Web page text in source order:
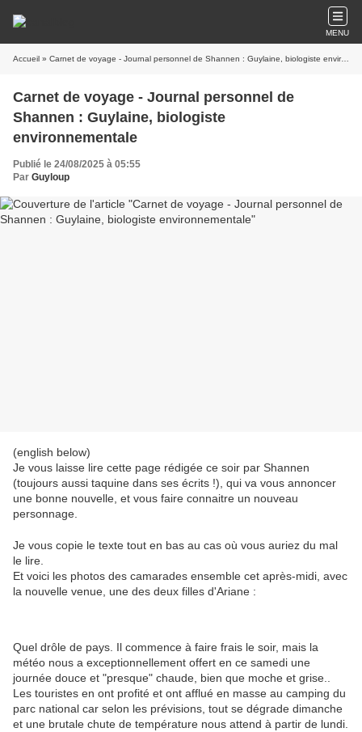
MENU
Accueil » Carnet de voyage - Journal personnel de Shannen : Guylaine, biologiste environnementale
Carnet de voyage - Journal personnel de
Shannen : Guylaine, biologiste
environnementale
Publié le 24/08/2025 à 05:55
Par Guyloup
(english below)
Je vous laisse lire cette page rédigée ce soir par Shannen
(toujours aussi taquine dans ses écrits !), qui va vous annoncer
une bonne nouvelle, et vous faire connaitre un nouveau
personnage.
Je vous copie le texte tout en bas au cas où vous auriez du mal
le lire.
Et voici les photos des camarades ensemble cet après-midi, avec
la nouvelle venue, une des deux filles d'Ariane :
Quel drôle de pays. Il commence à faire frais le soir, mais la
météo nous a exceptionnellement offert en ce samedi une
journée douce et "presque" chaude, bien que moche et grise..
Les touristes en ont profité et ont afflué en masse au camping du
parc national car selon les prévisions, tout se dégrade dimanche
et une brutale chute de température nous attend à partir de lundi.